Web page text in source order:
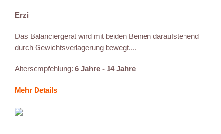
Erzi
Das Balanciergerät wird mit beiden Beinen daraufstehend
durch Gewichtsverlagerung bewegt....
Altersempfehlung: 6 Jahre - 14 Jahre
Mehr Details